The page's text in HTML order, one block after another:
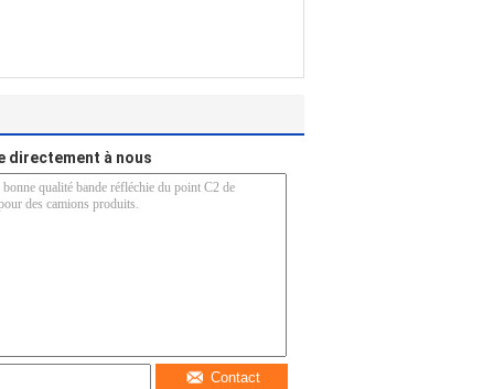
directement à nous
Contact